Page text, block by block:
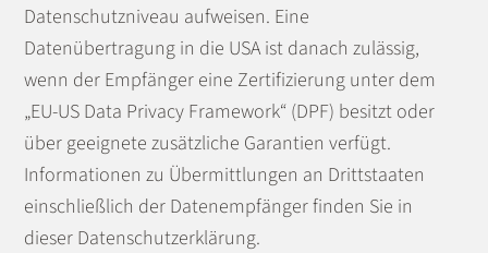
Datenschutzniveau aufweisen. Eine
Datenübertragung in die USA ist danach zulässig,
wenn der Empfänger eine Zertifizierung unter dem
„EU-US Data Privacy Framework“ (DPF) besitzt oder
über geeignete zusätzliche Garantien verfügt.
Informationen zu Übermittlungen an Drittstaaten
einschließlich der Datenempfänger finden Sie in
dieser Datenschutzerklärung.